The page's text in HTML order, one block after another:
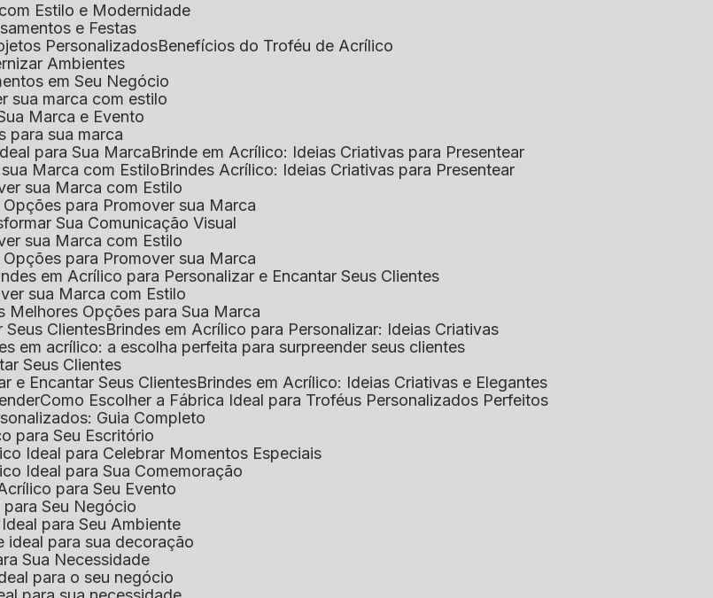
Estilo e Modernidade
e Festas
Personalizados
Benefícios do Troféu de Acrílico
Ambientes
em Seu Negócio
sua marca com estilo
Marca e Evento
para sua marca
para Sua Marca
Brinde em Acrílico: Ideias Criativas para Presentear
Marca com Estilo
Brindes Acrílico: Ideias Criativas para Presentear
sua Marca com Estilo
para Promover sua Marca
Sua Comunicação Visual
sua Marca com Estilo
para Promover sua Marca
em Acrílico para Personalizar e Encantar Seus Clientes
sua Marca com Estilo
Melhores Opções para Sua Marca
Seus Clientes
Brindes em Acrílico para Personalizar: Ideias Criativas
em acrílico: a escolha perfeita para surpreender seus clientes
Seus Clientes
e Encantar Seus Clientes
Brindes em Acrílico: Ideias Criativas e Elegantes
Como Escolher a Fábrica Ideal para Troféus Personalizados Perfeitos
Guia Completo
para Seu Escritório
Ideal para Celebrar Momentos Especiais
Ideal para Sua Comemoração
para Seu Evento
para Seu Negócio
para Seu Ambiente
ideal para sua decoração
Sua Necessidade
para o seu negócio